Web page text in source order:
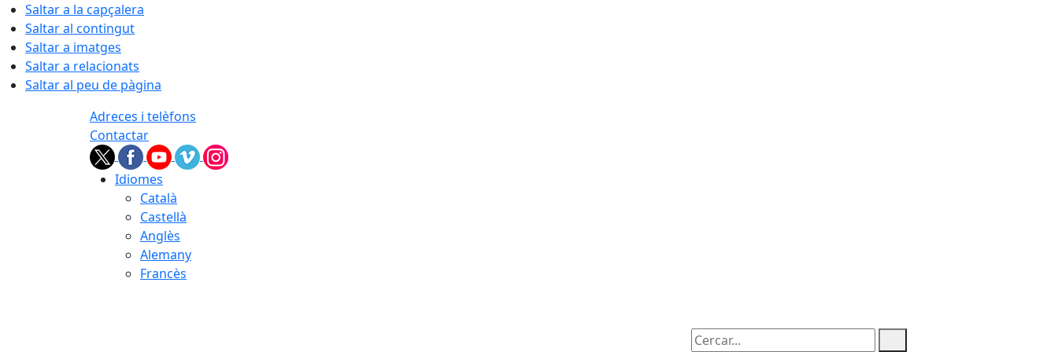
Saltar a la capçalera
Saltar al contingut
Saltar a imatges
Saltar a relacionats
Saltar al peu de pàgina
Adreces i telèfons
Contactar
Idiomes
Català
Castellà
Anglès
Alemany
Francès